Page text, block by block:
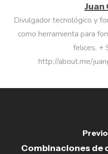
Juan
Divulgador tecnológico y
como herramienta para
felices. +
http://about.me/
Combinaciones de